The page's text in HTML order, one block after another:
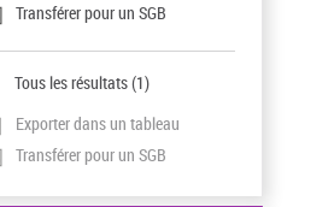
Transférer pour un SGB
Tous les résultats(1)
Exporter dans un tableau
Transférer pour un SGB